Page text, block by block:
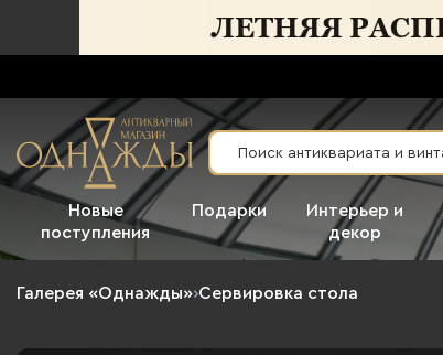
Новые
поступления
Подарки
Интерьер и
декор
Галерея «Однажды»›Сервировка стола